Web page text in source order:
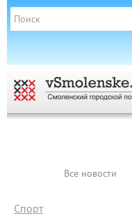
Все новости
Спорт